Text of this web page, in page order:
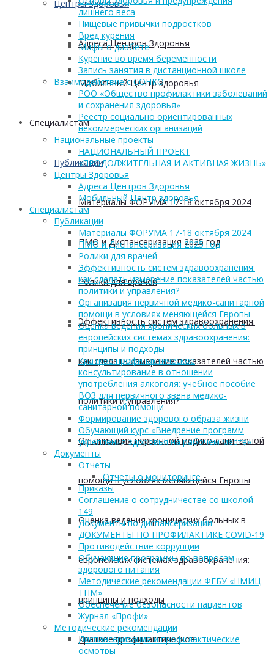
Центры Здоровья
Адреса Центров Здоровья
Мобильный Центр здоровья
Cпециалистам
Публикации
Материалы ФОРУМА 17-18 октября 2024
ПМО и Диспансеризация 2025 год
Ролики для врачей
Эффективность систем здравоохранения:
как сделать измерение показателей частью
политики и управления?
Организация первичной медико-санитарной
помощи в условиях меняющейся Европы
Оценка ведения хронических больных в
европейских системах здравоохранения:
принципы и подходы
Краткое профилактическое
лишнего веса
Пищевые привычки подростков
Вред курения
Мифы о диабете
Курение во время беременности
Запись занятия в дистанционной школе
Взаимодействие с СОНКО
РОО «Общество профилактики заболеваний
и сохранения здоровья»
Реестр социально ориентированных
некоммерческих организаций
Национальные проекты
НАЦИОНАЛЬНЫЙ ПРОЕКТ
«ПРОДОЛЖИТЕЛЬНАЯ И АКТИВНАЯ ЖИЗНЬ»
Центры Здоровья
Адреса Центров Здоровья
Мобильный Центр здоровья
Cпециалистам
Публикации
Материалы ФОРУМА 17-18 октября 2024
ПМО и Диспансеризация 2025 год
Ролики для врачей
Эффективность систем здравоохранения:
как сделать измерение показателей частью
политики и управления?
Организация первичной медико-санитарной
помощи в условиях меняющейся Европы
Оценка ведения хронических больных в
европейских системах здравоохранения:
принципы и подходы
Краткое профилактическое
консультирование в отношении
употребления алкоголя: учебное пособие
ВОЗ для первичного звена медико-
санитарной помощи
Формирование здорового образа жизни
Обучающий курс «Внедрение программ
укрепления здоровья на рабочем месте»
Документы
Отчеты
Отчеты о мониторинге
Приказы
Соглашение о сотрудничестве со школой
149
Документы по диспансеризации
ДОКУМЕНТЫ ПО ПРОФИЛАКТИКЕ COVID-19
Противодействие коррупции
Обучающие программы по вопросам
здорового питания
Методические рекомендации ФГБУ «НМИЦ
ТПМ»
Обеспечение безопасности пациентов
Журнал «Профи»
Методические рекомендации
Диспансеризация и профилактические
осмотры